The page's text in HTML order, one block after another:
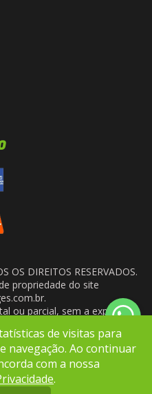
DIREITOS RESERVADOS.
propriedade do site
ou parcial, sem a expressa
0001-91de visitas para
navegação. Ao continuar
com a nossa
.